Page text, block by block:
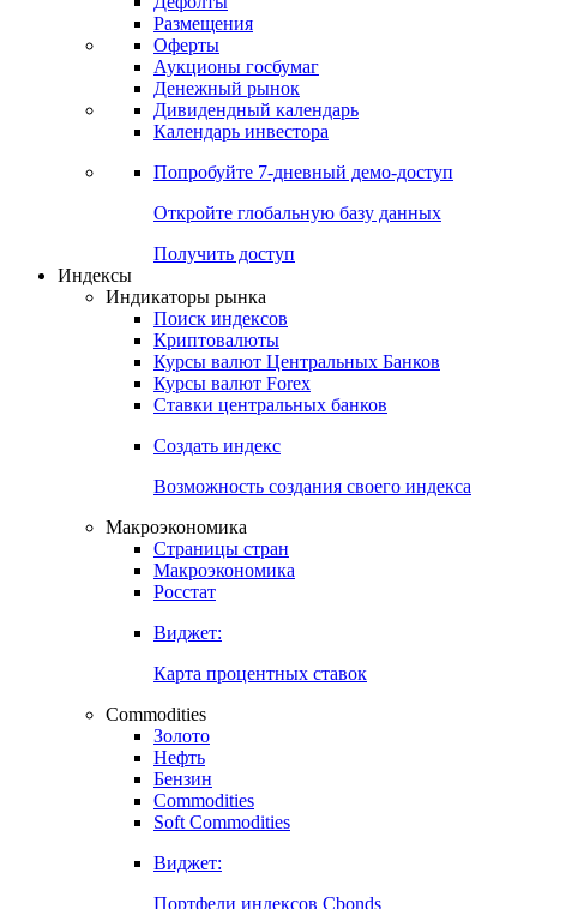
Получить доступ
Календарь
Календарь событий
Дефолты
Размещения
Оферты
Аукционы госбумаг
Денежный рынок
Дивидендный календарь
Календарь инвестора
Попробуйте7-дневный
Получить доступ
Индикаторы рынка
Поиск индексов
Криптовалюты
Курсы валют Центральных Банков
Курсы валют Forex
Ставки центральных банков
Создать индекс
Возможность создания своего индекса
Макроэкономика
Страницы стран
Макроэкономика
Росстат
Виджет:
Карта процентных ставок
Commodities
Золото
Нефть
Бензин
Commodities
Soft Commodities